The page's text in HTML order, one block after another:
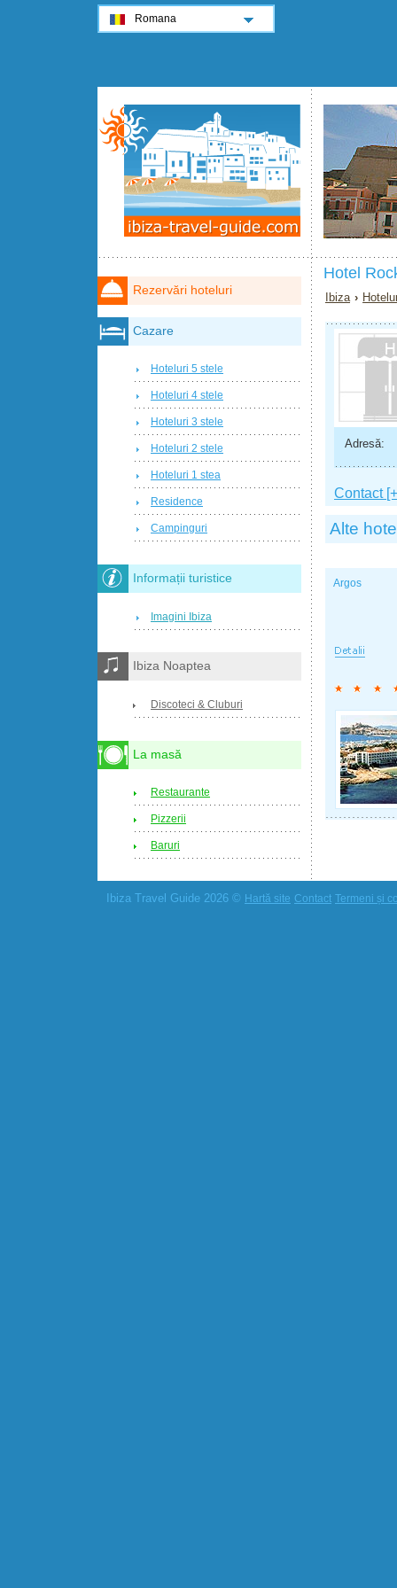
Hotel
Ibiza ›
Adresă:
Contact
Alte
Argos
Rezervări hoteluri
Cazare
Hoteluri 5 stele
Hoteluri 4 stele
Hoteluri 3 stele
Hoteluri 2 stele
Hoteluri 1 stea
Residence
Campinguri
Informații turistice
Imagini Ibiza
Ibiza Noaptea
Discoteci & Cluburi
La masă
Restaurante
Pizzerii
Baruri
Ibiza Travel Guide 2026 © Hartă site Contact Termeni și
Romana